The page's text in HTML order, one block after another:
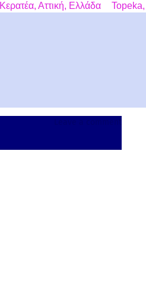
Αττική, Ελλάδα